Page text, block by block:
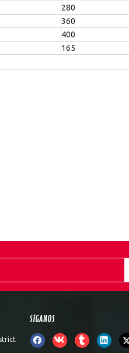
280
360
400
165
SÍGANOS